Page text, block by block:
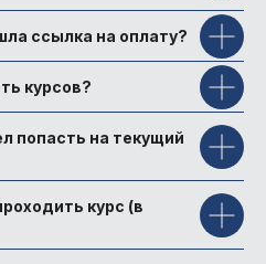
ссылка на оплату?
курсов?
попасть на текущий
курс (в